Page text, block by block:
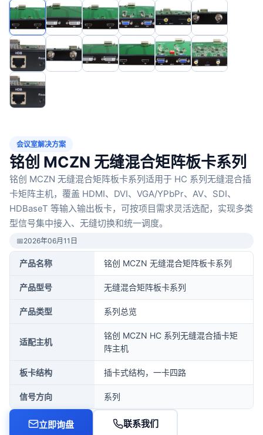
会议室解决方案
铭创 MCZN 无缝混合矩阵板卡系列
铭创 MCZN 无缝混合矩阵板卡系列适用于 HC 系列无缝混合插
卡矩阵主机，覆盖 HDMI、DVI、VGA/YPbPr、AV、SDI、
HDBaseT 等输入输出板卡，可按项目需求灵活选配，实现多类
型信号集中接入、无缝切换和统一调度。
📅2026年06月11日
产品名称 铭创 MCZN 无缝混合矩阵板卡系列
产品型号 无缝混合矩阵板卡系列
产品类型 系列总览
适配主机
铭创 MCZN HC 系列无缝混合插卡矩
阵主机
板卡结构 插卡式结构，一卡四路
信号方向 系列
立即询盘 联系我们